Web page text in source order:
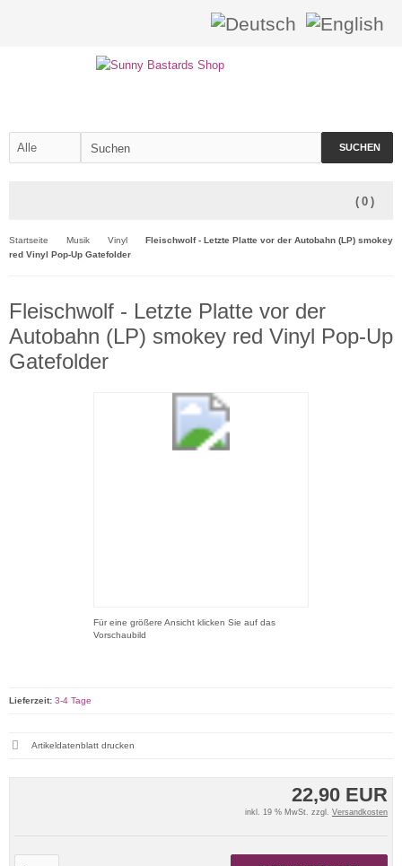
SUCHEN
( 0 )
Startseite Musik Vinyl
Fleischwolf - Letzte Platte vor der Autobahn (LP) smokey
red Vinyl Pop-Up Gatefolder
Fleischwolf - Letzte Platte vor der
Autobahn (LP) smokey red Vinyl Pop-Up
Gatefolder
Für eine größere Ansicht klicken Sie auf das
Vorschaubild
22,90 EUR
inkl. 19 % MwSt. zzgl. Versandkosten
Lieferzeit: 3-4 Tage
Artikeldatenblatt drucken